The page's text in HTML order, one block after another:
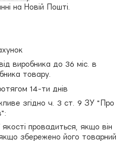
на Новій Пошті.
виробника до 36 міс. в
товару.
14-ти днів
згідно ч. 3 ст. 9 ЗУ "Про
провадиться, якщо він
збережено його товарний